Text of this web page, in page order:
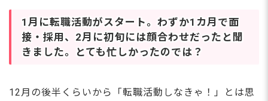
1月に転職活動がスタート。わずか1カ月で面
接・採用、2月に初旬には顔合わせだったと聞
きました。とても忙しかったのでは？
12月の後半くらいから「転職活動しなきゃ！」とは思